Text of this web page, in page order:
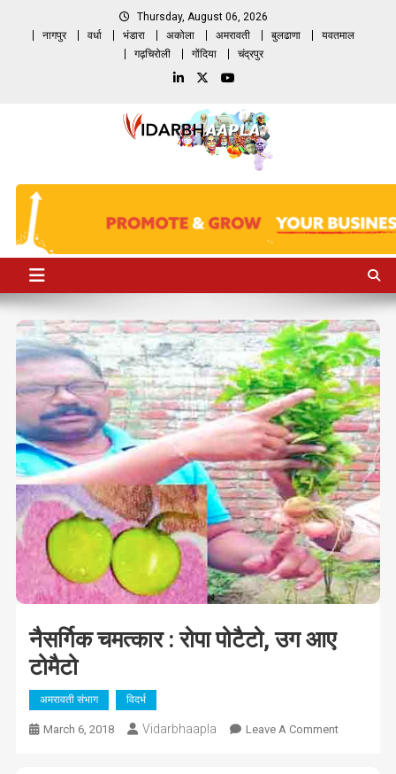
Thursday, August 06, 2026
नागपुर
वर्धा भंडारा अकोला अमरावती बुलढाणा
यवतमाल
गढ़चिरोली
गोंदिया चंद्रपुर
नैसर्गिक चमत्कार : रोपा पोटैटो, उग आए
टोमैटो
अमरावती संभाग विदर्भ
March 6, 2018 Vidarbhaapla Leave A CommentOn